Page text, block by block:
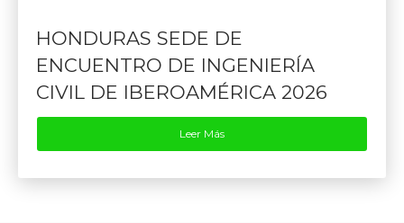
HONDURAS SEDE DE
ENCUENTRO DE INGENIERÍA
CIVIL DE IBEROAMÉRICA 2026
Leer Más